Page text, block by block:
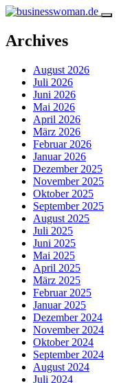
Archives
August 2026
Juli 2026
Juni 2026
Mai 2026
April 2026
März 2026
Februar 2026
Januar 2026
Dezember 2025
November 2025
Oktober 2025
September 2025
August 2025
Juli 2025
Juni 2025
Mai 2025
April 2025
März 2025
Februar 2025
Januar 2025
Dezember 2024
November 2024
Oktober 2024
September 2024
August 2024
Juli 2024